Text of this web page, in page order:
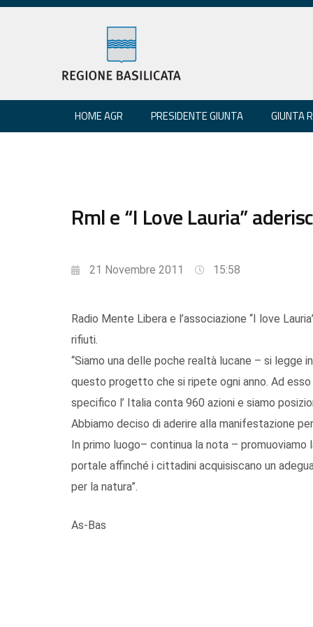
HOME AGR PRESIDENTE GIUNTA GIUNTA
Rml e “I Love Lauria”
21 Novembre 2011 15:58
Radio Mente Libera e l’associazione “I love
rifiuti.
“Siamo una delle poche realtà lucane – si legge
questo progetto che si ripete ogni anno. Ad
specifico l’ Italia conta 960 azioni e siamo
Abbiamo deciso di aderire alla manifestazione
In primo luogo– continua la nota –
portale affinché i cittadini acquisiscano un
per la natura”.
As-Bas